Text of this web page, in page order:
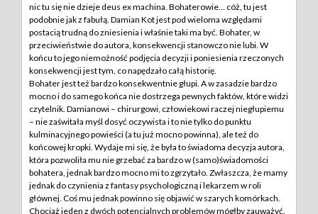
nic tu się nie dzieje deus ex machina. Bohaterowie… cóż, tu jest
podobnie jak z fabułą. Damian Kot jest pod wieloma względami
postacią trudną do zniesienia i właśnie taki ma być. Bohater, w
przeciwieństwie do autora, konsekwencji stanowczo nie lubi. W
końcu to jego niemożność podjęcia decyzji i poniesienia rzeczonych
konsekwencji jest tym, co napędzało całą historię.
Bohater jest też bardzo konsekwentnie głupi. A w zasadzie bardzo
mocno i do samego końca nie dostrzega pewnych faktów, które widzi
czytelnik. Damianowi – chirurgowi, człowiekowi raczej niegłupiemu
– nie zaświtała myśl dosyć oczywista i to nie tylko do punktu
kulminacyjnego powieści (a tu już mocno powinna), ale też do
końcowej kropki. Wydaje mi się, że była to świadoma decyzja autora,
która pozwoliła mu nie grzebać za bardzo w (samo)świadomości
bohatera, jednak bardzo mocno mi to zgrzytało. Zwłaszcza, że mamy
jednak do czynienia z fantasy psychologiczną i lekarzem w roli
głównej. Coś mu jednak powinno się objawić w szarych komórkach.
Chociaż jeden z dwóch potencjalnych problemów mógłby zauważyć.